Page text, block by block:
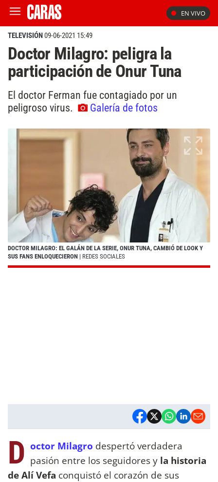
EN VIVO
TELEVISIÓN09-06-2021 15:49
Doctor Milagro: peligra la
participación de Onur Tuna
El doctor Ferman fue contagiado por un
peligroso virus.
Galería de fotos
DOCTOR MILAGRO: EL GALÁN DE LA SERIE, ONUR TUNA, CAMBIÓ DE LOOK Y
SUS FANS ENLOQUECIERON | REDES SOCIALES
D octor Milagro despertó verdadera
pasión entre los seguidores y la historia
de Alí Vefa conquistó el corazón de sus